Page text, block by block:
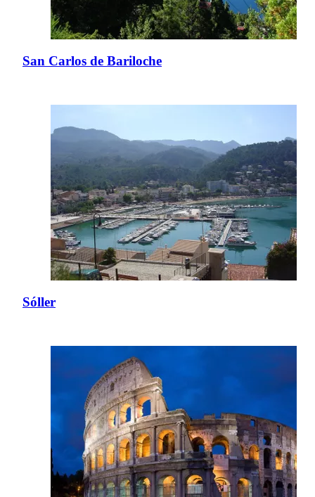
San Carlos de Bariloche
Sóller